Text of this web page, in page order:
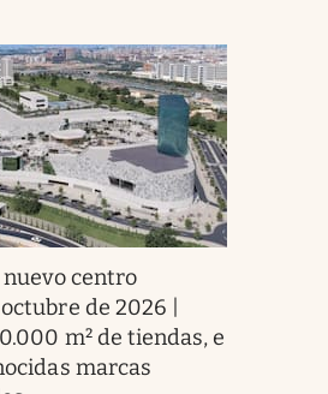
centro
de 2026 |
m² de tiendas, e
marcas